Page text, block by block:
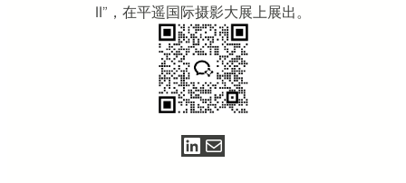
II”，在平遥国际摄影大展上展出。
LinkedIn 电子邮件